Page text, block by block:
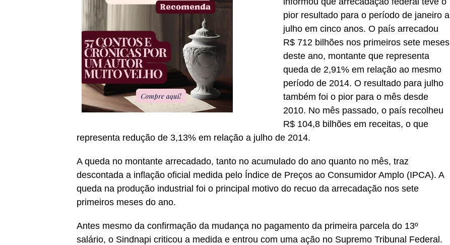
pior resultado para o período de janeiro a
julho em cinco anos. O país arrecadou
R$ 712 bilhões nos primeiros sete meses
deste ano, montante que representa
queda de 2,91% em relação ao mesmo
período de 2014. O resultado para julho
também foi o pior para o mês desde
2010. No mês passado, o país recolheu
R$ 104,8 bilhões em receitas, o que
representa redução de 3,13% em relação a julho de 2014.
A queda no montante arrecadado, tanto no acumulado do ano quanto no mês, traz
descontada a inflação oficial medida pelo Índice de Preços ao Consumidor Amplo (IPCA). A
queda na produção industrial foi o principal motivo do recuo da arrecadação nos sete
primeiros meses do ano.
Antes mesmo da confirmação da mudança no pagamento da primeira parcela do 13º
salário, o Sindnapi criticou a medida e entrou com uma ação no Supremo Tribunal Federal.